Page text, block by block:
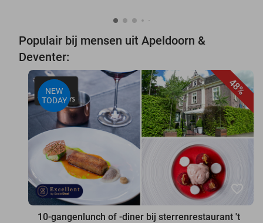
Populair bij mensen uit Apeldoorn &
Deventer:
48%
NEW
TODAY
favorite_border
10-gangenlunch of -diner bij sterrenrestaurant 't